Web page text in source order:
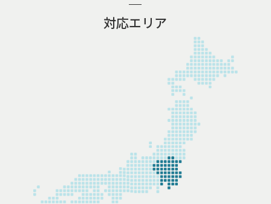
対応エリア